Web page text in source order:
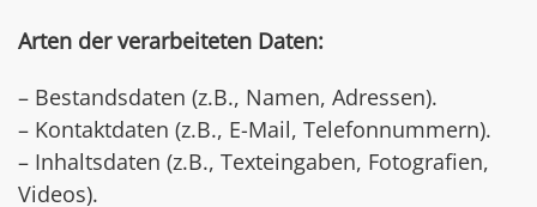
Arten der verarbeiteten Daten:
– Bestandsdaten (z.B., Namen, Adressen).
– Kontaktdaten (z.B., E-Mail, Telefonnummern).
– Inhaltsdaten (z.B., Texteingaben, Fotografien,
Videos).